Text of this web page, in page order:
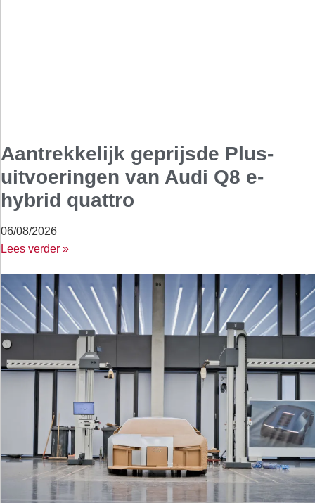
Aantrekkelijk geprijsde Plus-
uitvoeringen van Audi Q8 e-
hybrid quattro
06/08/2026
Lees verder »